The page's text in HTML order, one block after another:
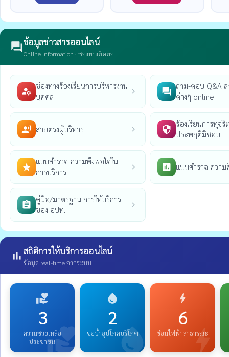
forumข้อมูลข่าวสารออนไลน์
Online Information · ช่องทางติดต่อ
manage_accounts
ช่องทางร้องเรียนการบริหารงาน
บุคคล
chevron_right question_answer
ถาม-ตอบ Q&A
ต่างๆ online
record_voice_over สายตรงผู้บริหาร chevron_right security
ร้องเรียนการทุจริ
ประพฤติมิชอบ
star_rate
แบบสำรวจ ความพึงพอใจใน
การบริการ
chevron_right poll แบบสำรวจ ความ
assignment
คู่มือ/มาตรฐาน การให้บริการ
ของ อปท.
chevron_right
bar_chart สถิติการให้บริการออนไลน์
ข้อมูล real-time จากระบบ
volunteer_activism
volunteer_activism
3
ความช่วยเหลือ
ประชาชน
water_drop
water_drop
2
ขอน้ำอุปโภคบริโภค bolt
bolt
6
ซ่อมไฟฟ้าสาธารณะ